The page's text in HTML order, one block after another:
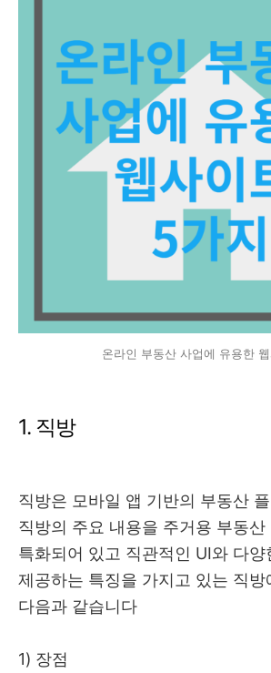
온라인 부동산 사업에 유용한
1. 직방
직방은 모바일 앱 기반의 부동산
직방의 주요 내용을 주거용 부동산
특화되어 있고 직관적인 UI와 다양
제공하는 특징을 가지고 있는 직방
다음과 같습니다
1) 장점